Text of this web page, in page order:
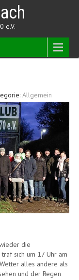
e.V.
Allgemein
die
sich um 17 Uhr am
alles andere als
und der Regen